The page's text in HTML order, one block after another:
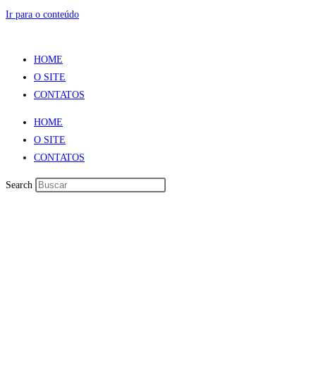
Ir para o conteúdo
HOME
O SITE
CONTATOS
HOME
O SITE
CONTATOS
Search